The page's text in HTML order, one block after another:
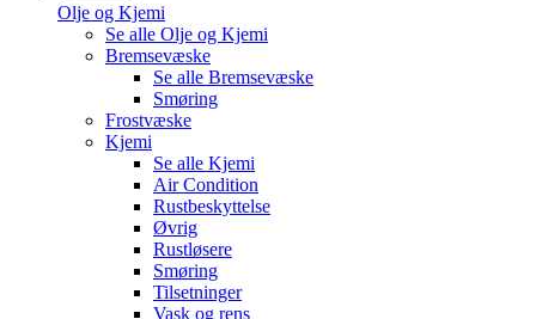
Olje og Kjemi
Se alle Olje og Kjemi
Bremsevæske
Se alle Bremsevæske
Smøring
Frostvæske
Kjemi
Se alle Kjemi
Air Condition
Rustbeskyttelse
Øvrig
Rustløsere
Smøring
Tilsetninger
Vask og rens